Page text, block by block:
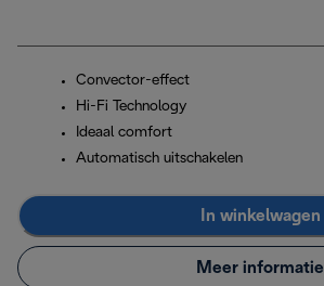
Convector-effect
Hi-Fi Technology
Ideaal comfort
Automatisch uitschakelen
In winkelwagen
Meer informatie